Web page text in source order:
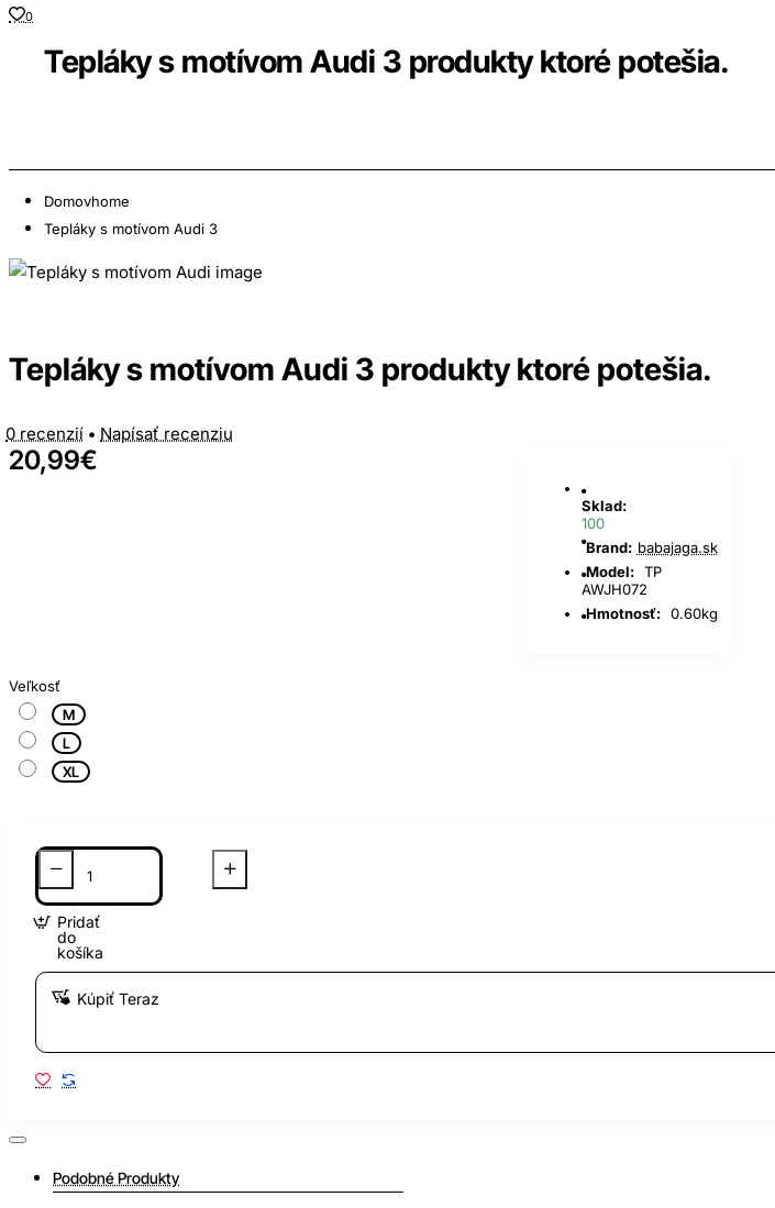
0
Tepláky s motívom Audi 3 produkty ktoré potešia.
Domovhome
Tepláky s motívom Audi 3
Tepláky s motívom Audi 3 produkty ktoré potešia.
0 recenzií • Napísať recenziu
20,99€
Sklad:
100
Brand: babajaga.sk
Model: TP
AWJH072
Hmotnosť: 0.60kg
Veľkosť
M
L
XL
Pridať
do
košíka
Kúpiť Teraz
Podobné Produkty